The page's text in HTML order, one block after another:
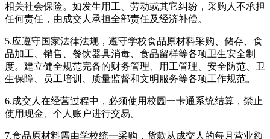
相关社会保险。如发生用工、劳动或其它纠纷，采购人不承担
任何责任，由成交人承担全部责任及经济补偿。
5.应遵守国家法律法规，遵守学校食品原材料采购、储存、食
品加工、销售、餐饮器具消毒、食品留样等各项卫生安全制
度。建立健全规范完备的财务管理、用工管理、安全防范、卫
生保障、员工培训、质量监督和文明服务等各项工作规范。
6.成交人在经营过程中，必须使用校园一卡通系统结算，禁止
使用现金、个人账户进行交易。
7.食品原材料需由学校统一采购，货款从成交人的每月营业额